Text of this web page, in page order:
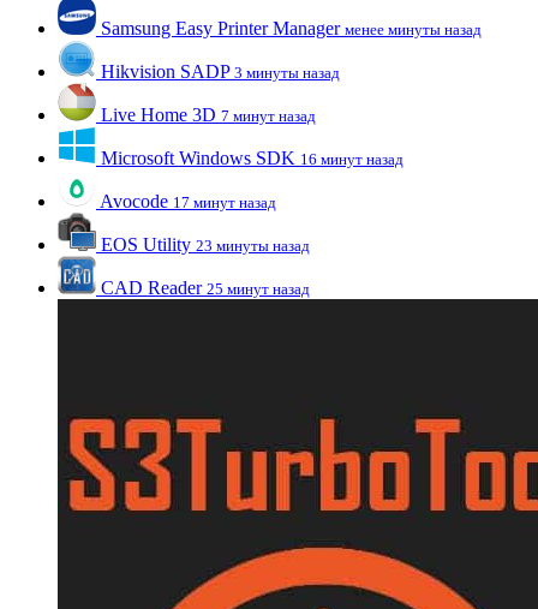
Samsung Easy Printer Manager менее минуты назад
Hikvision SADP 3 минуты назад
Live Home 3D 7 минут назад
Microsoft Windows SDK 16 минут назад
Avocode 17 минут назад
EOS Utility 23 минуты назад
CAD Reader 25 минут назад